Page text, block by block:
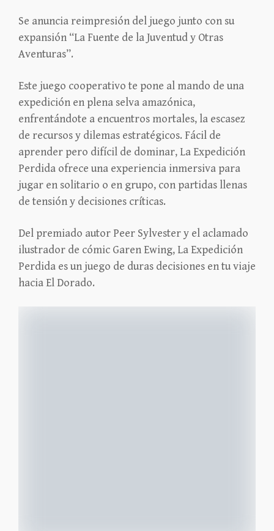
Se anuncia reimpresión del juego junto con su
expansión “La Fuente de la Juventud y Otras
Aventuras”.
Este juego cooperativo te pone al mando de una
expedición en plena selva amazónica,
enfrentándote a encuentros mortales, la escasez
de recursos y dilemas estratégicos. Fácil de
aprender pero difícil de dominar, La Expedición
Perdida ofrece una experiencia inmersiva para
jugar en solitario o en grupo, con partidas llenas
de tensión y decisiones críticas.
Del premiado autor Peer Sylvester y el aclamado
ilustrador de cómic Garen Ewing, La Expedición
Perdida es un juego de duras decisiones en tu viaje
hacia El Dorado.